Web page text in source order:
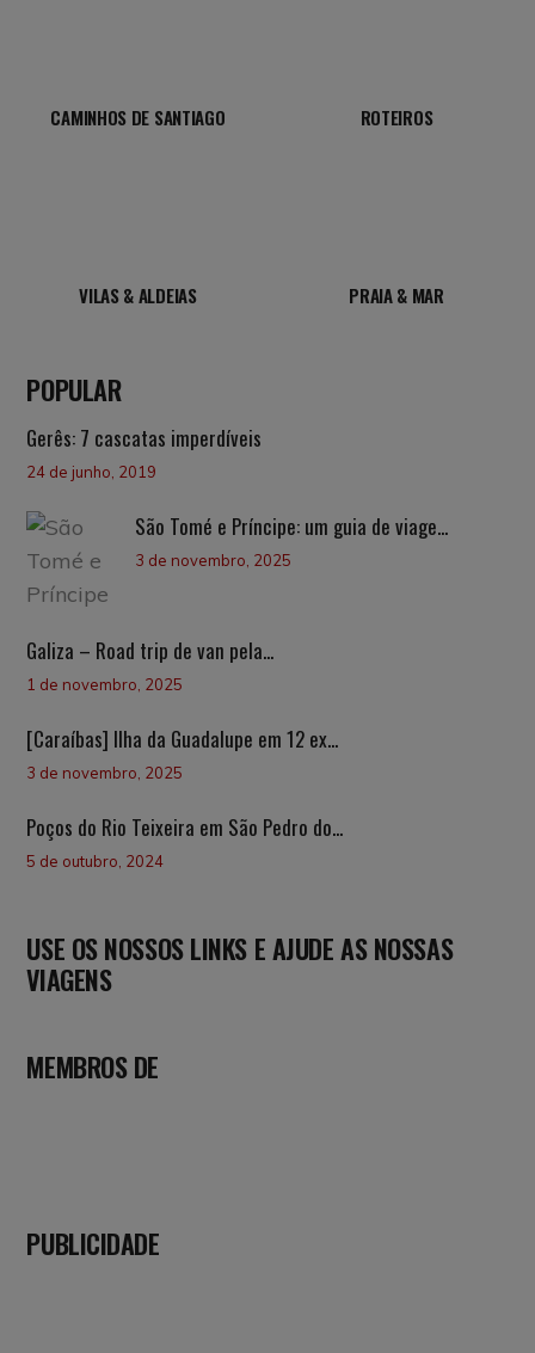
CAMINHOS DE SANTIAGO ROTEIROS
VILAS & ALDEIAS PRAIA & MAR
POPULAR
Gerês: 7 cascatas imperdíveis
24 de junho, 2019
São Tomé e Príncipe: um guia de viage...
3 de novembro, 2025
Galiza – Road trip de van pela...
1 de novembro, 2025
[Caraíbas] Ilha da Guadalupe em 12 ex...
3 de novembro, 2025
Poços do Rio Teixeira em São Pedro do...
5 de outubro, 2024
USE OS NOSSOS LINKS E AJUDE AS NOSSAS
VIAGENS
MEMBROS DE
PUBLICIDADE